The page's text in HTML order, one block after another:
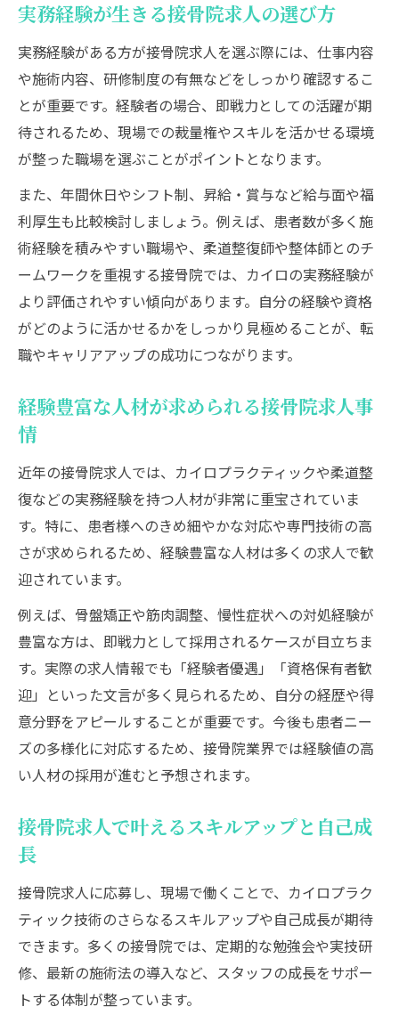
実務経験が生きる接骨院求人の選び方
実務経験がある方が接骨院求人を選ぶ際には、仕事内容
や施術内容、研修制度の有無などをしっかり確認するこ
とが重要です。経験者の場合、即戦力としての活躍が期
待されるため、現場での裁量権やスキルを活かせる環境
が整った職場を選ぶことがポイントとなります。
また、年間休日やシフト制、昇給・賞与など給与面や福
利厚生も比較検討しましょう。例えば、患者数が多く施
術経験を積みやすい職場や、柔道整復師や整体師とのチ
ームワークを重視する接骨院では、カイロの実務経験が
より評価されやすい傾向があります。自分の経験や資格
がどのように活かせるかをしっかり見極めることが、転
職やキャリアアップの成功につながります。
経験豊富な人材が求められる接骨院求人事
情
近年の接骨院求人では、カイロプラクティックや柔道整
復などの実務経験を持つ人材が非常に重宝されていま
す。特に、患者様へのきめ細やかな対応や専門技術の高
さが求められるため、経験豊富な人材は多くの求人で歓
迎されています。
例えば、骨盤矯正や筋肉調整、慢性症状への対処経験が
豊富な方は、即戦力として採用されるケースが目立ちま
す。実際の求人情報でも「経験者優遇」「資格保有者歓
迎」といった文言が多く見られるため、自分の経歴や得
意分野をアピールすることが重要です。今後も患者ニー
ズの多様化に対応するため、接骨院業界では経験値の高
い人材の採用が進むと予想されます。
接骨院求人で叶えるスキルアップと自己成
長
接骨院求人に応募し、現場で働くことで、カイロプラク
ティック技術のさらなるスキルアップや自己成長が期待
できます。多くの接骨院では、定期的な勉強会や実技研
修、最新の施術法の導入など、スタッフの成長をサポー
トする体制が整っています。